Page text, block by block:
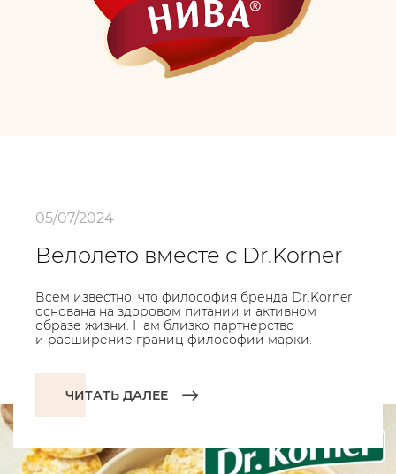
05/07/2024
Велолето вместе с Dr.Korner
Всем известно, что философия бренда Dr.Korner
основана на здоровом питании и активном
образе жизни. Нам близко партнерство
и расширение границ философии марки.
ЧИТАТЬ ДАЛЕЕ